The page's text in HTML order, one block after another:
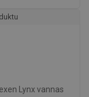
Lynx vannas